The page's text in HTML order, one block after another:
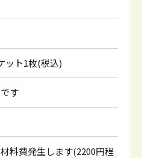
ット1枚(税込)
す
料費発生します(2200円程